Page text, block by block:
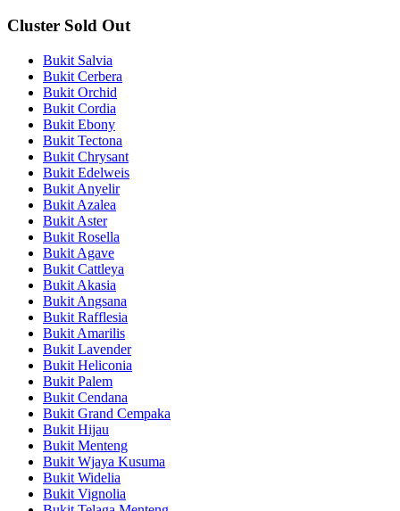
Cluster Sold Out
Bukit Salvia
Bukit Cerbera
Bukit Orchid
Bukit Cordia
Bukit Ebony
Bukit Tectona
Bukit Chrysant
Bukit Edelweis
Bukit Anyelir
Bukit Azalea
Bukit Aster
Bukit Rosella
Bukit Agave
Bukit Cattleya
Bukit Akasia
Bukit Angsana
Bukit Rafflesia
Bukit Amarilis
Bukit Lavender
Bukit Heliconia
Bukit Palem
Bukit Cendana
Bukit Grand Cempaka
Bukit Hijau
Bukit Menteng
Bukit Wjaya Kusuma
Bukit Widelia
Bukit Vignolia